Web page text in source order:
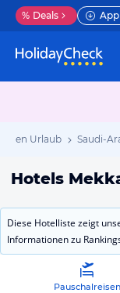
% Deals
Urlaub Saudi-
Hotels
Diese Hotelliste zeigt
Informationen zu
Pauschalreisen